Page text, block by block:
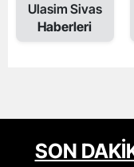
Ulasim Sivas
Haberleri
SON